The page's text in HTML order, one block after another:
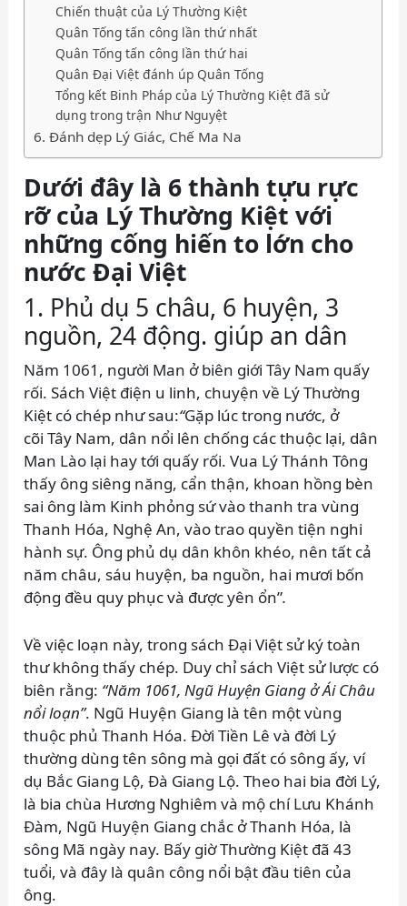
Chiến thuật của Lý Thường Kiệt
Quân Tống tấn công lần thứ nhất
Quân Tống tấn công lần thứ hai
Quân Đại Việt đánh úp Quân Tống
Tổng kết Binh Pháp của Lý Thường Kiệt đã sử
dụng trong trận Như Nguyệt
6. Đánh dẹp Lý Giác, Chế Ma Na
Dưới đây là 6 thành tựu rực
rỡ của Lý Thường Kiệt với
những cống hiến to lớn cho
nước Đại Việt
1. Phủ dụ 5 châu, 6 huyện, 3
nguồn, 24 động. giúp an dân
Năm 1061, người Man ở biên giới Tây Nam quấy
rối. Sách Việt điện u linh, chuyện về Lý Thường
Kiệt có chép như sau:“Gặp lúc trong nước, ở
cõi Tây Nam, dân nổi lên chống các thuộc lại, dân
Man Lào lại hay tới quấy rối. Vua Lý Thánh Tông
thấy ông siêng năng, cẩn thận, khoan hồng bèn
sai ông làm Kinh phỏng sứ vào thanh tra vùng
Thanh Hóa, Nghệ An, vào trao quyền tiện nghi
hành sự. Ông phủ dụ dân khôn khéo, nên tất cả
năm châu, sáu huyện, ba nguồn, hai mươi bốn
động đều quy phục và được yên ổn”.
Về việc loạn này, trong sách Đại Việt sử ký toàn
thư không thấy chép. Duy chỉ sách Việt sử lược có
biên rằng: “Năm 1061, Ngũ Huyện Giang ở Ái Châu
nổi loạn”. Ngũ Huyện Giang là tên một vùng
thuộc phủ Thanh Hóa. Đời Tiền Lê và đời Lý
thường dùng tên sông mà gọi đất có sông ấy, ví
dụ Bắc Giang Lộ, Đà Giang Lộ. Theo hai bia đời Lý,
là bia chùa Hương Nghiêm và mộ chí Lưu Khánh
Đàm, Ngũ Huyện Giang chắc ở Thanh Hóa, là
sông Mã ngày nay. Bấy giờ Thường Kiệt đã 43
tuổi, và đây là quân công nổi bật đầu tiên của
ông.